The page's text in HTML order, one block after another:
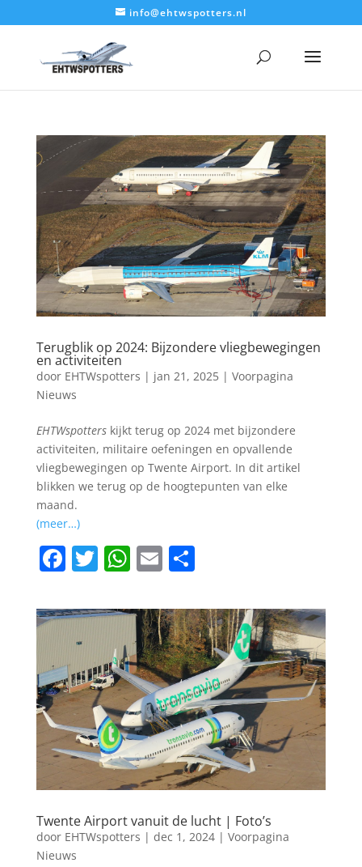
info@ehtwspotters.nl
Terugblik op 2024: Bijzondere vliegbewegingen
en activiteiten
door EHTWspotters | jan 21, 2025| Voorpagina
Nieuws
EHTWspotters kijkt terug op 2024 met bijzondere
activiteiten, militaire oefeningen en opvallende
vliegbewegingen op Twente Airport. In dit artikel
blikken we terug op de hoogtepunten van elke
maand.
(meer…)
F
c
e
b
o
o
k
T
itt
W
at
s
A
p
p
E
ai
l
D
e
n
Twente Airport vanuit de lucht | Foto’s
door EHTWspotters | dec 1, 2024| Voorpagina
Nieuws